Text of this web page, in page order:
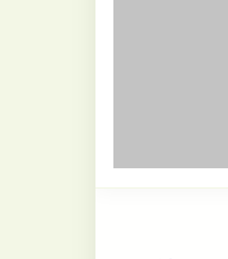
z-architecten